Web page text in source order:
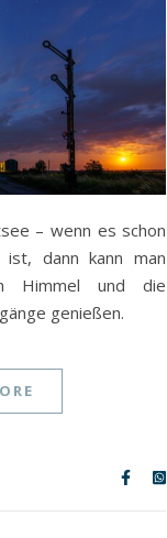
– wenn es schon
ist, dann kann man
Himmel und die
genießen.